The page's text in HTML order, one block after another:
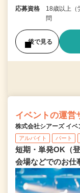
応募資格
18歳以上（
問
後で見る
イベントの運営
株式会社シアーズ イベ
アルバイト パート
短期・単発OK（
会場などでのお仕